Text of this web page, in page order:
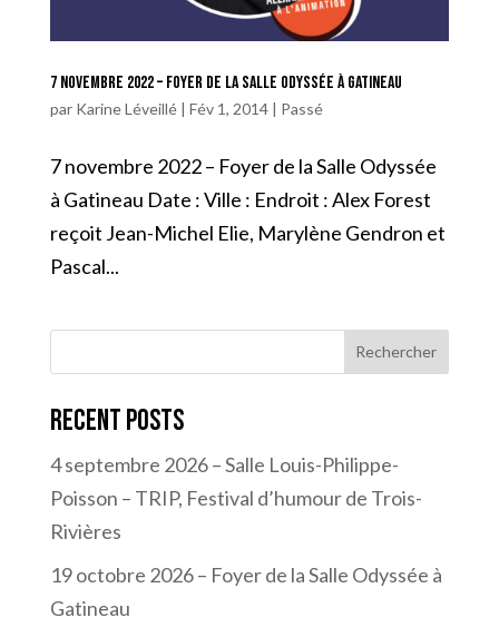
7 novembre 2022 – Foyer de la Salle Odyssée à Gatineau
par Karine Léveillé| Fév 1, 2014| Passé
7 novembre 2022 – Foyer de la Salle Odyssée
à Gatineau Date : Ville : Endroit : Alex Forest
reçoit Jean-Michel Elie, Marylène Gendron et
Pascal...
Rechercher
Recent Posts
4 septembre 2026 – Salle Louis-Philippe-
Poisson – TRIP, Festival d’humour de Trois-
Rivières
19 octobre 2026 – Foyer de la Salle Odyssée à
Gatineau